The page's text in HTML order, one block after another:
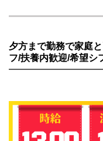
夕方まで勤務で家庭
フ/扶養内歓迎/希望シ